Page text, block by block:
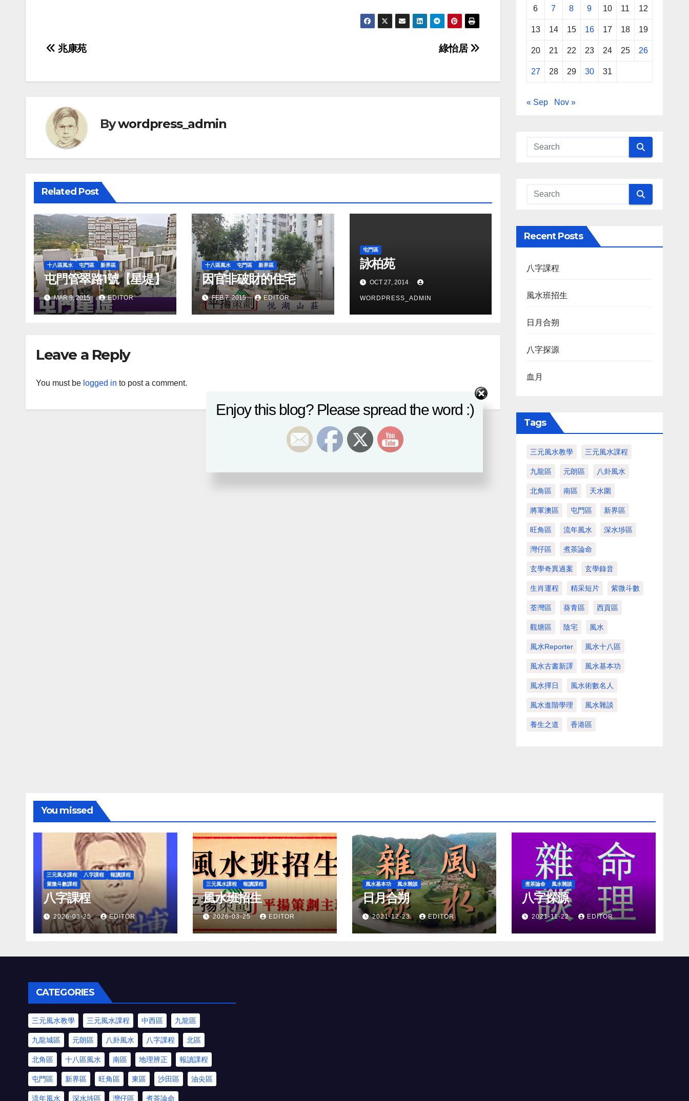
Post
綠怡居
兆康苑
Bywordpress_admin
Related Post
十八區風水 屯門區 新界區
屯門管翠路1號【星堤】
MAR 9, 2015 EDITOR
十八區風水 屯門區 新界區
因官非破財的住宅
FEB 7, 2015 EDITOR
屯門區
詠柏苑
OCT 27, 2014
WORDPRESS_ADMIN
Leave a Reply
You must be logged in to post a comment.
6 7 8 9 10 11 12
13 14 15 16 17 18 19
20 21 22 23 24 25 26
27 28 29 30 31
« Sep Nov »
Recent Posts
八字課程
風水班招生
日月合朔
八字探源
血月
Tags
三元風水教學 三元風水課程
九龍區 元朗區 八卦風水
北角區 南區 天水圍
將軍澳區 屯門區 新界區
旺角區 流年風水 深水埗區
灣仔區 煮茶論命
玄學奇異過案 玄學錄音
生肖運程 精采短片 紫微斗數
荃灣區 葵青區 西貢區
觀塘區 陰宅 風水
風水Reporter 風水十八區
風水古書新譯 風水基本功
風水擇日 風水術數名人
風水進階學理 風水雜談
養生之道 香港區
You missed
三元風水課程 八字課程
報讀課程
紫微斗數課程
八字課程
2026-03-25 EDITOR
三元風水課程 報讀課程
風水班招生
2026-03-25 EDITOR
風水基本功 風水雜談
日月合朔
2021-12-23 EDITOR
煮茶論命 風水雜談
八字探源
2021-11-22 EDITOR
CATEGORIES
三元風水教學 三元風水課程 中西區 九龍區
九龍城區 元朗區 八卦風水 八字課程 北區
北角區 十八區風水 南區 地理辨正 報讀課程
屯門區 新界區 旺角區 東區 沙田區 油尖區
流年風水 深水埗區 灣仔區 煮茶論命
Enjoy this blog? Please spread the word :)